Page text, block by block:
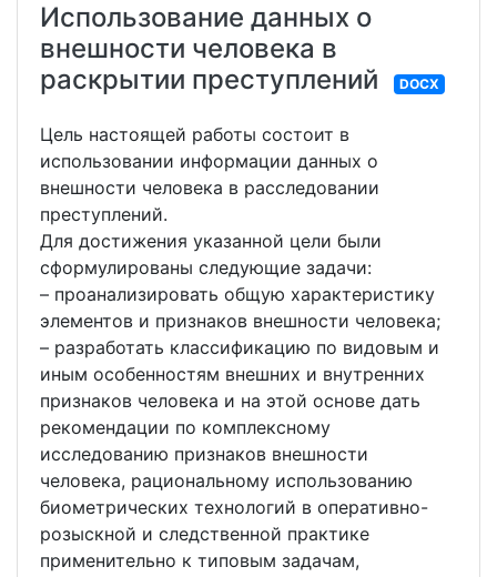
Использование данных о
внешности человека в
раскрытии преступлений
DOCX
Цель настоящей работы состоит в
использовании информации данных о
внешности человека в расследовании
преступлений.
Для достижения указанной цели были
сформулированы следующие задачи:
– проанализировать общую характеристику
элементов и признаков внешности человека;
– разработать классификацию по видовым и
иным особенностям внешних и внутренних
признаков человека и на этой основе дать
рекомендации по комплексному
исследованию признаков внешности
человека, рациональному использованию
биометрических технологий в оперативно-
розыскной и следственной практике
применительно к типовым задачам,